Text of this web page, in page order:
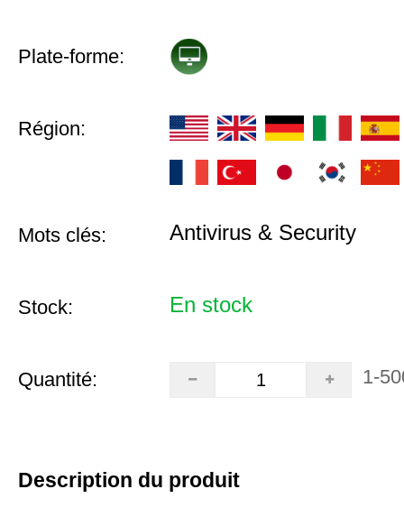
Plate-forme:
Région:
Mots clés: Antivirus & Security
Stock: En stock
Quantité: 1-
Description du produit